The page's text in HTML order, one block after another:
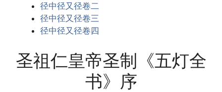
径中径又径.mobi
径中径又径.pdf
径中径又径.txt
径中径又径卷二
径中径又径卷三
径中径又径卷四
圣祖仁皇帝圣制《五灯全
书》序